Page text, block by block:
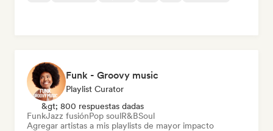
Funk - Groovy music
Playlist Curator
&gt; 800 respuestas dadas
FunkJazz fusiónPop soulR&BSoul
Agregar artistas a mis playlists de mayor impacto